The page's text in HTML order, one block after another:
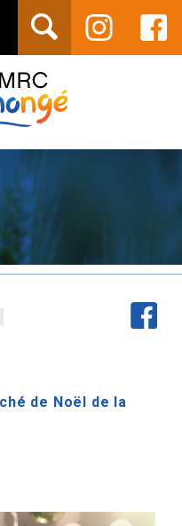
de Noël de la